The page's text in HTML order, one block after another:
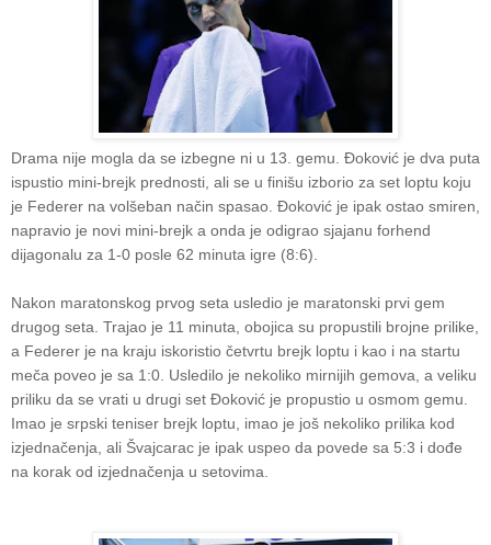
Drama nije mogla da se izbegne ni u 13. gemu. Đoković je dva puta
ispustio mini-brejk prednosti, ali se u finišu izborio za set loptu koju
je Federer na volšeban način spasao. Đoković je ipak ostao smiren,
napravio je novi mini-brejk a onda je odigrao sjajanu forhend
dijagonalu za 1-0 posle 62 minuta igre (8:6).
Nakon maratonskog prvog seta usledio je maratonski prvi gem
drugog seta. Trajao je 11 minuta, obojica su propustili brojne prilike,
a Federer je na kraju iskoristio četvrtu brejk loptu i kao i na startu
meča poveo je sa 1:0. Usledilo je nekoliko mirnijih gemova, a veliku
priliku da se vrati u drugi set Đoković je propustio u osmom gemu.
Imao je srpski teniser brejk loptu, imao je još nekoliko prilika kod
izjednačenja, ali Švajcarac je ipak uspeo da povede sa 5:3 i dođe
na korak od izjednačenja u setovima.